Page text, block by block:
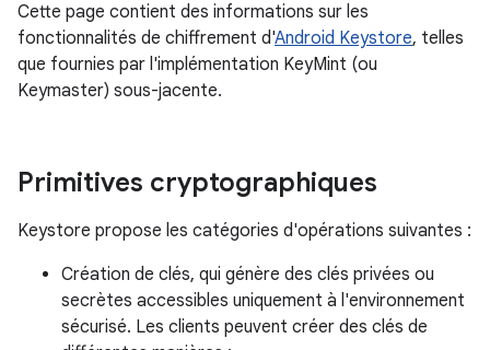
Cette page contient des informations sur les
fonctionnalités de chiffrement d'Android Keystore, telles
que fournies par l'implémentation KeyMint (ou
Keymaster) sous-jacente.
Primitives cryptographiques
Keystore propose les catégories d'opérations suivantes :
Création de clés, qui génère des clés privées ou
secrètes accessibles uniquement à l'environnement
sécurisé. Les clients peuvent créer des clés de